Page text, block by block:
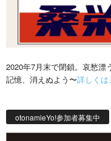
2020年7月末で閉鎖。哀愁漂
記憶、消えぬよう〜詳しくは
otonamieYo!参加者募集中